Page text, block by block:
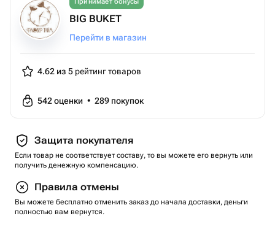
BIG BUKET
Перейти в магазин
4.62 из 5 рейтинг товаров
542оценки • 289 покупок
Защита покупателя
Если товар не соответствует составу, то вы можете его вернуть или
получить денежную компенсацию.
Правила отмены
Вы можете бесплатно отменить заказ до начала доставки, деньги
полностью вам вернутся.